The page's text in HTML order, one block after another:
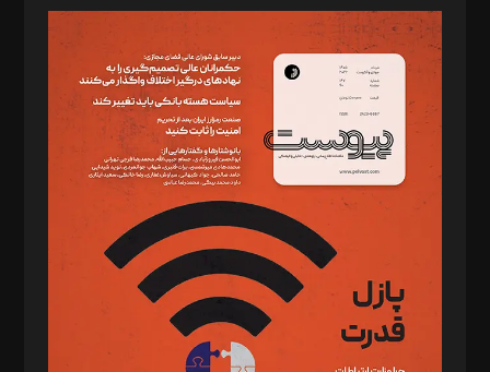
مدیر مسئول: محمدباقر اثنی‌عشری
سردبیر: مهرک محمودی
دبیر تحریریه: میثم قاسمی
د‌بیر ناداستان: سمانه سمیع
د‌بیر خدمت و تجارت: ابوالفضل رجبی
د‌بیر حقوق فناوری: حسام‌الدین ایپکچی
د‌بیر پیوست جهان: مینا پاکدل
د‌بیر تحریریه آنلاین: بابک نقاش
تحریریه‌: مجتبی محمود‌ی، آرش برهمند، یسنا امان‌پور، سروش کرمیان،
مصطفی مسجدی آرانی، ابوالفضل رجبی، زهرا فکرانه، فائزه فتحی
رستمی،مصطفی باستان
ویرایش: نگار استاد‌‌آقا